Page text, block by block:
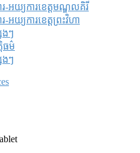
-អយ្យការខេត្តមណ្ឌលគិរី
អយ្យការខេត្តព្រះវិហា
ងៗ
ធម៌
ងៗ